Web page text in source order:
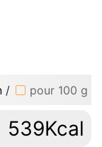
/ pour 100 g
539Kcal